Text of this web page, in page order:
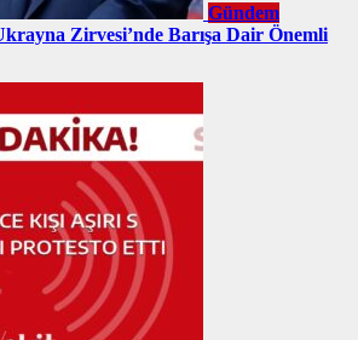
Gündem
Zirvesi’nde Barışa Dair Önemli